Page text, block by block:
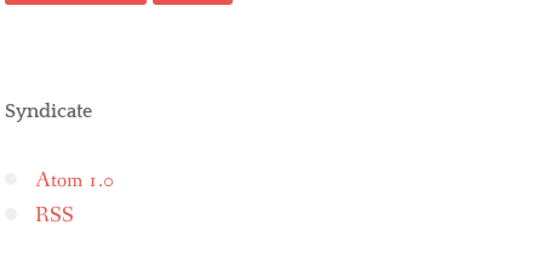
Syndicate
Atom 1.0
RSS